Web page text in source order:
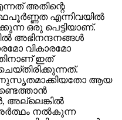
അതിന്റെ
എന്നിവയിൽ
ഒരു പെട്ടിയാണ്.
അഭിനന്ദനങ്ങൾ
വികാരമോ
ഇത്
ആയ
അല്ലെങ്കിൽ
നൽകുന്ന